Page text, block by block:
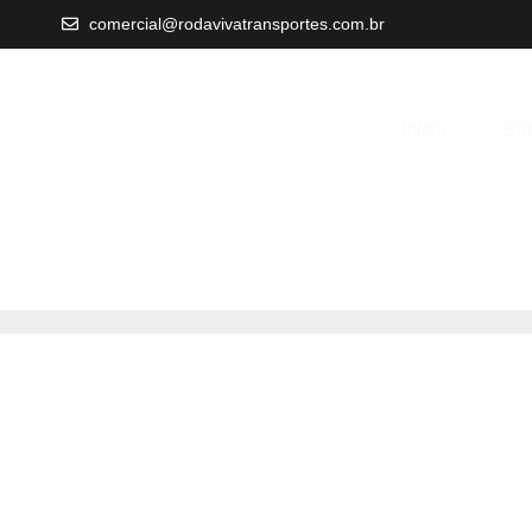
comercial@rodavivatransportes.com.br